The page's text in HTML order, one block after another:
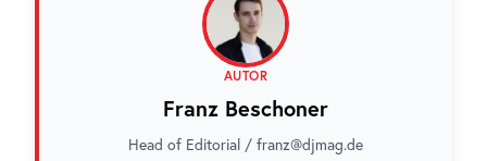
AUTOR
Franz Beschoner
Head of Editorial / franz@djmag.de